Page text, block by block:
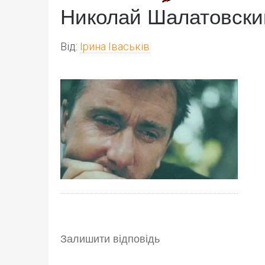
Николай
Від: Ірина Іваськів
Залишити відповідь